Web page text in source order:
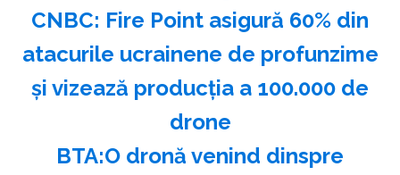
CNBC: Fire Point asigură 60% din
atacurile ucrainene de profunzime
şi vizează producţia a 100.000 de
drone
BTA:O dronă venind dinspre